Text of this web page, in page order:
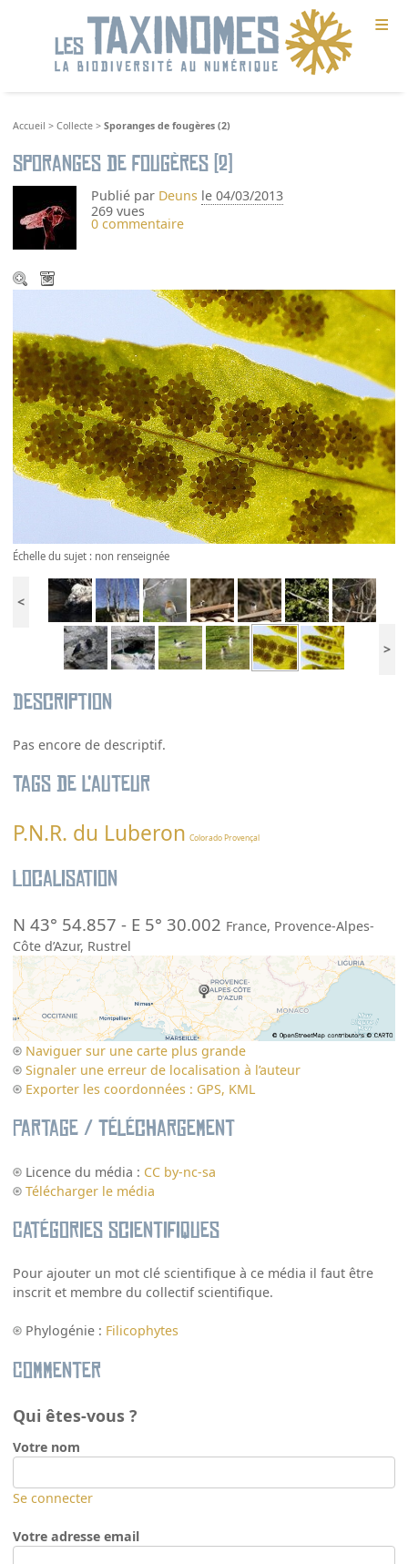
≡
Accueil >Collecte >Sporanges de fougères (2)
Sporanges de fougères (2)
Publié par Deuns le 04/03/2013
269 vues
0 commentaire
Échelle du sujet : non renseignée
<
>
Description
Pas encore de descriptif.
Tags de l’auteur
P.N.R. du Luberon Colorado Provençal
Localisation
N 43° 54.857 - E 5° 30.002 France, Provence-Alpes-
Côte d’Azur, Rustrel
Naviguer sur une carte plus grande
Signaler une erreur de localisation à l’auteur
Exporter les coordonnées : GPS, KML
Partage / Téléchargement
Licence du média : CC by-nc-sa
Télécharger le média
Catégories scientifiques
Pour ajouter un mot clé scientifique à ce média il faut être
inscrit et membre du collectif scientifique.
Phylogénie : Filicophytes
Commenter
Qui êtes-vous ?
Votre nom
Se connecter
Votre adresse email